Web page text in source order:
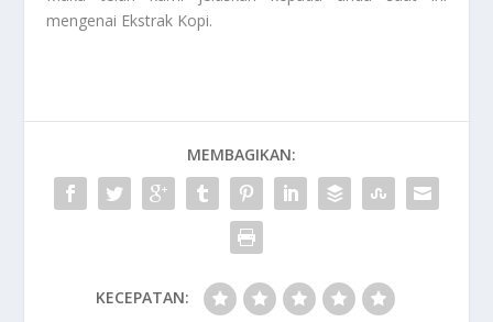
mengenai Ekstrak Kopi.
MEMBAGIKAN:
KECEPATAN: